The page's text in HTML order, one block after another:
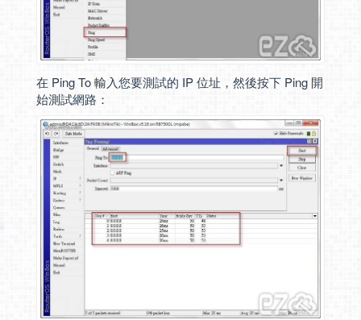
在 Ping To 輸入您要測試的 IP 位址，然後按下 Ping 開
始測試網路：